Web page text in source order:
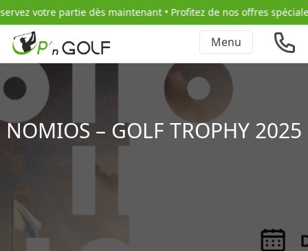
votre partie dès maintenant • Profitez de nos offres spéciales
Menu
NOMIOS – GOLF TROPHY 2025